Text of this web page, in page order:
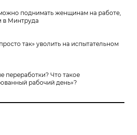
поднимать женщинам на работе,
в Минтруда
так» уволить на испытательном
переработки? Что такое
рабочий день»?